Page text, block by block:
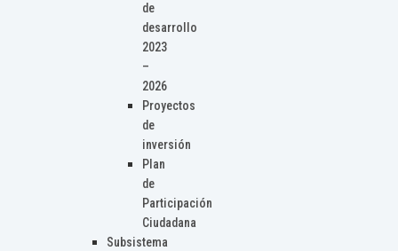
de
desarrollo
2023
–
2026
Proyectos
de
inversión
Plan
de
Participación
Ciudadana
Subsistema